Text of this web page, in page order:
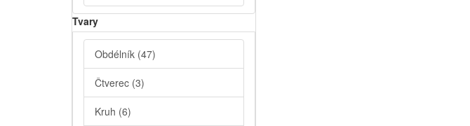
Tvary
Obdélník (47)
Čtverec (3)
Kruh (6)